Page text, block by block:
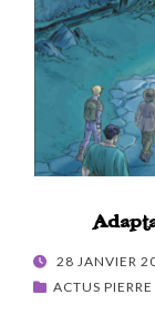
POSTED
ON
28 JANVIER
ACTUS